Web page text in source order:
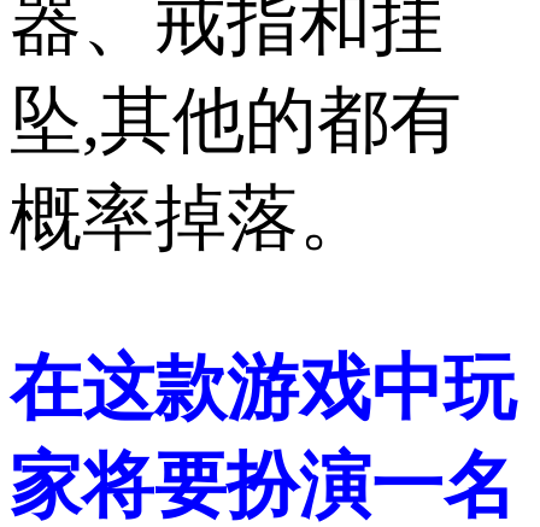
器、戒指和挂
坠,其他的都有
概率掉落。
在这款游戏中玩
家将要扮演一名